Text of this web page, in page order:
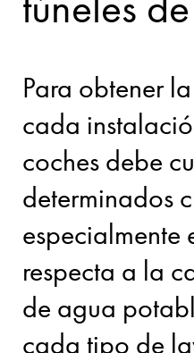
Para obtener
cada
coches debe
determinados
especialmente
respecta a la
de agua
cada tipo de